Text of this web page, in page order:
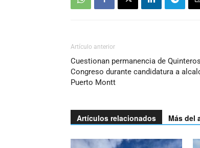
Artículo anterior
Cuestionan permanencia de
Congreso durante candidatura a
Puerto Montt
Artículos relacionados Más del